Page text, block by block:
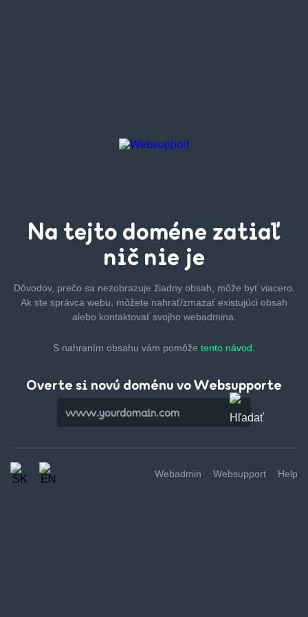
Na tejto doméne zatiaľ
nič nie je
Dôvodov, prečo sa nezobrazuje žiadny obsah, môže byťviacero.
Ak ste správca webu, môžete nahrať/zmazaťexistujúci obsah
alebo kontaktovať svojho webadmina.
S nahraním obsahu vám pomôže tento návod.
Overte si novú doménu vo Websupporte
Webadmin Websupport Help